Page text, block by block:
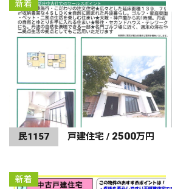
新着
民1157 戸建住宅 / 2500万円
新着